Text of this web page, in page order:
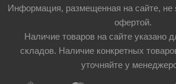
Информация, размещенная на сайте, не
офертой.
Наличие товаров на сайте указано
складов. Наличие конкретных
уточняйте у